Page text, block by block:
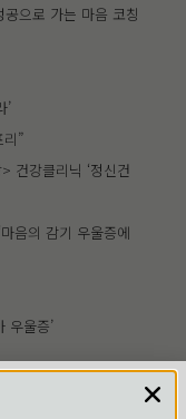
으로 가는 마음 코칭
’
”
건강클리닉 ‘정신건
음의 감기 우울증에
우울증’